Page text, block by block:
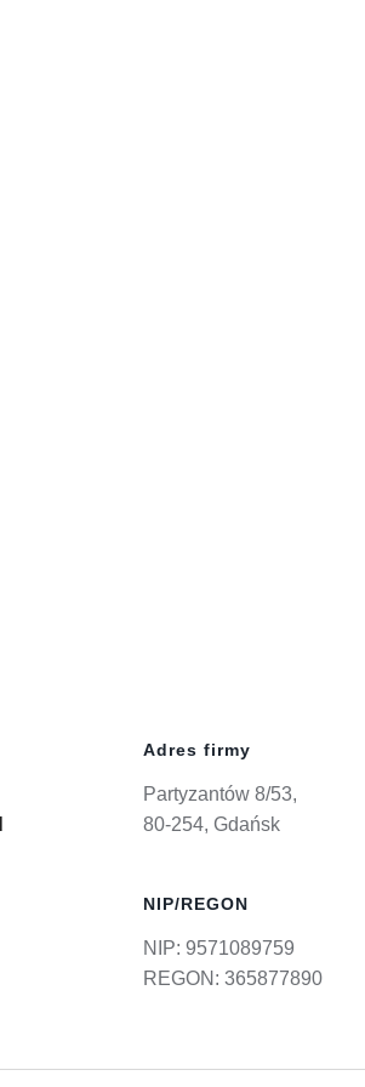
Adres firmy
Partyzantów 8/53,
80-254, Gdańsk
NIP/REGON
NIP: 9571089759
REGON: 365877890